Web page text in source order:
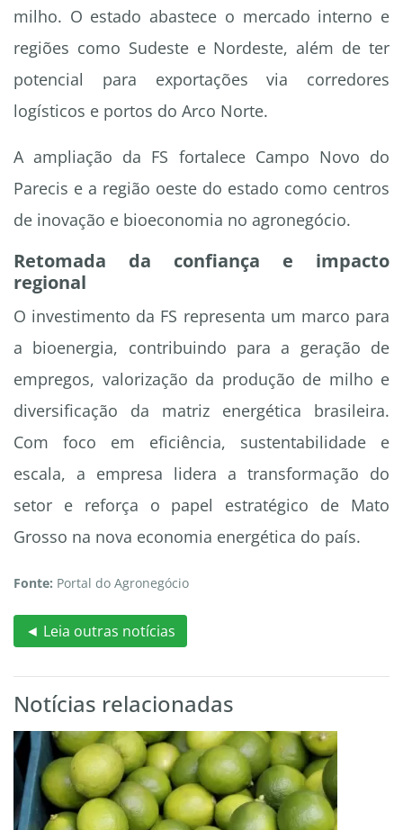
milho. O estado abastece o mercado interno e
regiões como Sudeste e Nordeste, além de ter
potencial para exportações via corredores
logísticos e portos do Arco Norte.
A ampliação da FS fortalece Campo Novo do
Parecis e a região oeste do estado como centros
de inovação e bioeconomia no agronegócio.
Retomada da confiança e impacto
regional
O investimento da FS representa um marco para
a bioenergia, contribuindo para a geração de
empregos, valorização da produção de milho e
diversificação da matriz energética brasileira.
Com foco em eficiência, sustentabilidade e
escala, a empresa lidera a transformação do
setor e reforça o papel estratégico de Mato
Grosso na nova economia energética do país.
Fonte: Portal do Agronegócio
◄ Leia outras notícias
Notícias relacionadas